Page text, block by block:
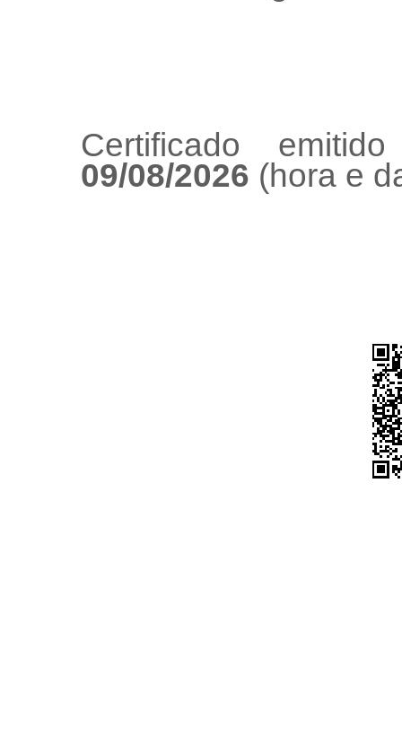
Certificado
09/08/2026 (hora e